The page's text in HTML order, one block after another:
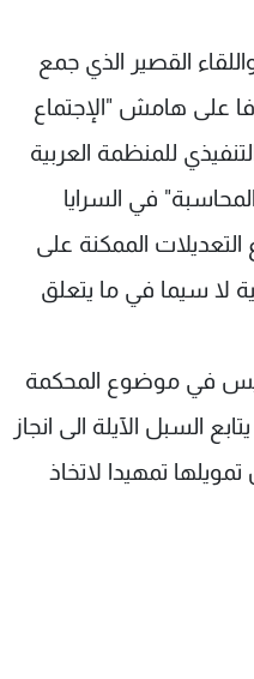
القصير الذي جمع
على هامش "الإجتماع
للمنظمة العربية
في السرايا
الممكنة على
لا سيما في ما يتعلق
في موضوع المحكمة
السبل الآيلة الى انجاز
تمهيدا لاتخاذ